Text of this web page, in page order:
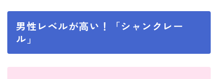
男性レベルが高い！「シャンクレー
ル」